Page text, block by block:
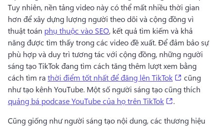
Tuy nhiên, nền tảng video này có thể mất nhiều thời gian
hơn để xây dựng lượng người theo dõi và cộng đồng vì
thuật toán phụ thuộc vào SEO, kết quả tìm kiếm và khả
năng được tìm thấy trong các video đề xuất. Để đảm bảo sự
phù hợp và duy trì tương tác với cộng đồng, những người
sáng tạo TikTok đang tìm cách tăng thêm lượt xem bằng
cách tìm ra thời điểm tốt nhất để đăng lên TikTok (opens in
cũng
như tạo kênh YouTube. Một số người sáng tạo cũng thích
quảng bá podcase YouTube của họ trên TikTok
.
Cũng giống như người sáng tạo nội dung, các thương hiệu